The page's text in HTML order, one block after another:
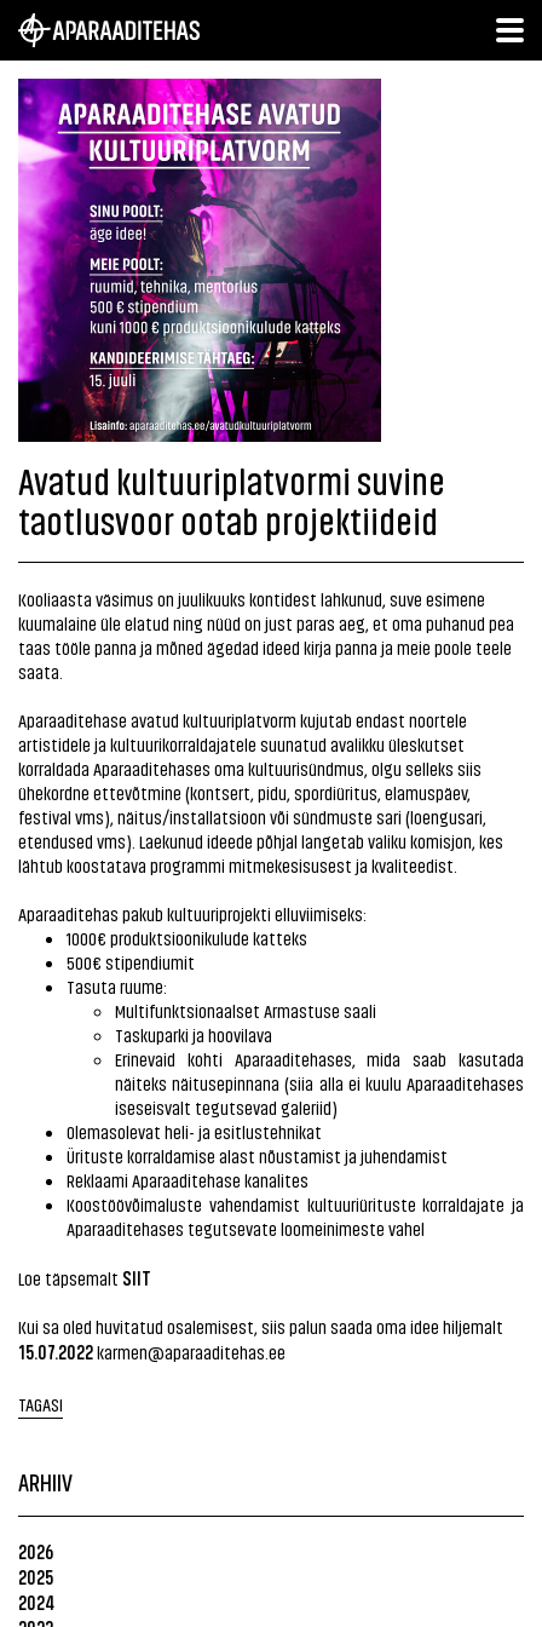
Avatud kultuuriplatvormi suvine
taotlusvoor ootab projektiideid
Kooliaasta väsimus on juulikuuks kontidest lahkunud, suve esimene
kuumalaine üle elatud ning nüüd on just paras aeg, et oma puhanud pea
taas tööle panna ja mõned ägedad ideed kirja panna ja meie poole teele
saata.
Aparaaditehase avatud kultuuriplatvorm kujutab endast noortele
artistidele ja kultuurikorraldajatele suunatud avalikku üleskutset
korraldada Aparaaditehases oma kultuurisündmus, olgu selleks siis
ühekordne ettevõtmine (kontsert, pidu, spordiüritus, elamuspäev,
festival vms), näitus/installatsioon või sündmuste sari (loengusari,
etendused vms). Laekunud ideede põhjal langetab valiku komisjon, kes
lähtub koostatava programmi mitmekesisusest ja kvaliteedist.
Aparaaditehas pakub kultuuriprojekti elluviimiseks:
1000€ produktsioonikulude katteks
500€ stipendiumit
Tasuta ruume:
Multifunktsionaalset Armastuse saali
Taskuparki ja hoovilava
Erinevaid kohti Aparaaditehases, mida saab kasutada
näiteks näitusepinnana (siia alla ei kuulu Aparaaditehases
iseseisvalt tegutsevad galeriid)
Olemasolevat heli- ja esitlustehnikat
Ürituste korraldamise alast nõustamist ja juhendamist
Reklaami Aparaaditehase kanalites
Koostöövõimaluste vahendamist kultuuriürituste korraldajate ja
Aparaaditehases tegutsevate loomeinimeste vahel
Loe täpsemalt SIIT
Kui sa oled huvitatud osalemisest, siis palun saada oma idee hiljemalt
15.07.2022karmen@aparaaditehas.ee
TAGASI
ARHIIV
2026
2025
2024